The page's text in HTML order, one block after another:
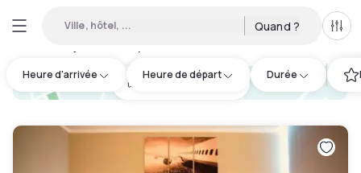
Ville, hôtel, ... Quand ?
Heure d'arrivée Heure de départ Durée
15
hotel.cta.view_map